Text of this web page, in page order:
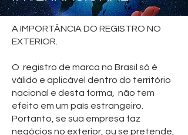
A IMPORTÂNCIA DO REGISTRO NO
EXTERIOR.
O registro de marca no Brasil só é
válido e aplicável dentro do território
nacional e desta forma, não tem
efeito em um país estrangeiro.
Portanto, se sua empresa faz
negócios no exterior, ou se pretende,